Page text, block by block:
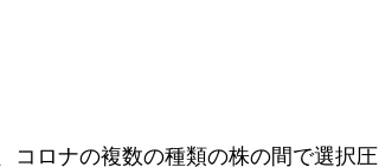
ロナの複数の種類の株の間で選択圧